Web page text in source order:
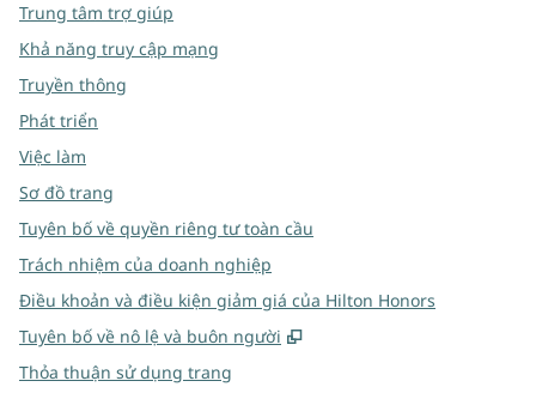
Trung tâm trợ giúp
Khả năng truy cập mạng
Truyền thông
Phát triển
Việc làm
Sơ đồ trang
Tuyên bố về quyền riêng tư toàn cầu
Trách nhiệm của doanh nghiệp
Điều khoản và điều kiện giảm giá của Hilton Honors
Tuyên bố về nô lệ và buôn người
,
Thỏa thuận sử dụng trang